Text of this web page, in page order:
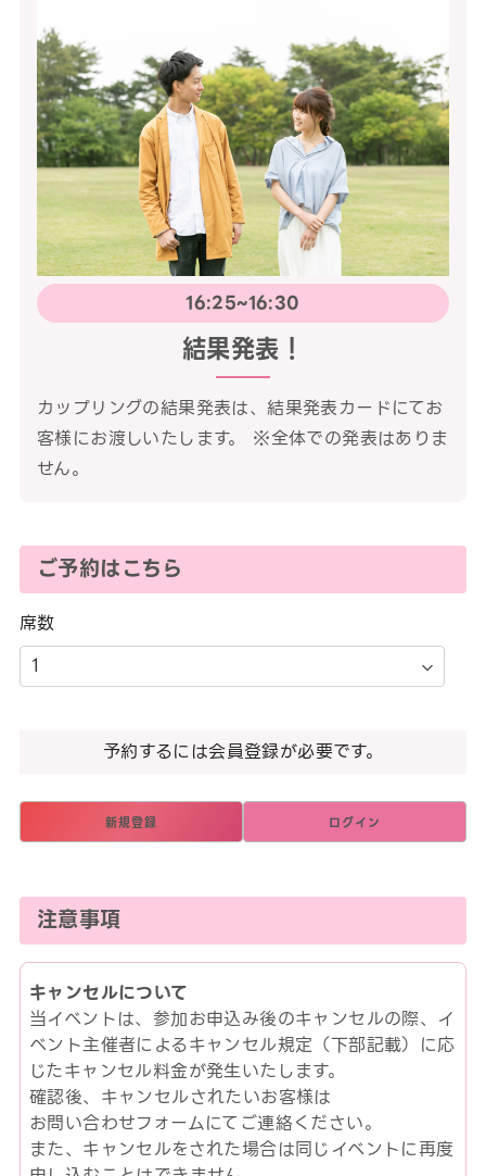
16:25~16:30
結果発表！
カップリングの結果発表は、結果発表カードにてお
客様にお渡しいたします。 ※全体での発表はありま
せん。
ご予約はこちら
席数
予約するには会員登録が必要です。
新規登録 ログイン
注意事項
キャンセルについて
当イベントは、参加お申込み後のキャンセルの際、イ
ベント主催者によるキャンセル規定（下部記載）に応
じたキャンセル料金が発生いたします。
確認後、キャンセルされたいお客様は
お問い合わせフォームにてご連絡ください。
また、キャンセルをされた場合は同じイベントに再度